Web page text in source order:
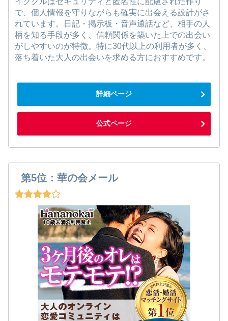
で、個人情報を守りながらも確実に出会える設計がさ
れています。日記・掲示板・音声通話など、相手の人
柄を知る手段が多く、信頼関係を築いた上での出会い
がしやすいのが特徴。特に30代以上の利用者が多く、
落ち着いた大人の出会いを求める方におすすめです。
詳細ページ
公式ページ
第5位：華の会メール